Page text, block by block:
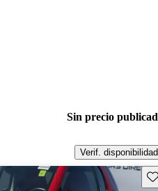
Sin precio
Verif. disponibilidad